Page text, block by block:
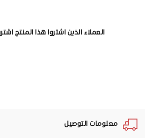
العملاء الذين اشتروا هذا المنتج
معلومات التوصيل